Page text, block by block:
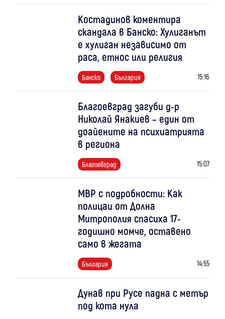
Костадинов коментира
скандала в Банско: Хулиганът
е хулиган независимо от
раса, етнос или религия
Банско България 15:16
Благоевград загуби д-р
Николай Янакиев – един от
доайените на психиатрията
в региона
Благоевград 15:07
МВР с подробности: Как
полицаи от Долна
Митрополия спасиха 17-
годишно момче, оставено
само в жегата
България 14:55
Дунав при Русе падна с метър
под кота нула